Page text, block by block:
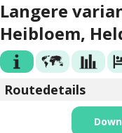
Langere
Heibloem,
Routedetails